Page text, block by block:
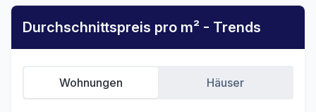
Durchschnittspreis pro m² - Trends
Wohnungen Häuser